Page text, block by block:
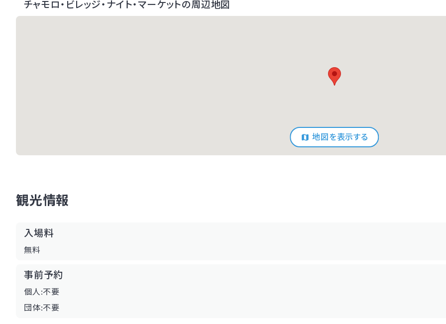
チャモロ・ビレッジ・ナイト・マーケットの周辺地図
地図を表示する
観光情報
入場料
無料
事前予約
個人:不要
団体:不要